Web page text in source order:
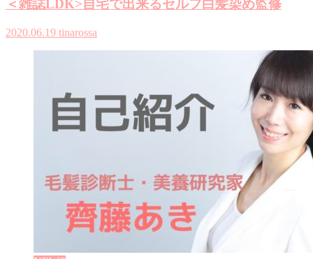
＜雑誌LDK>自宅で出来るセルフ白髪染め監修
2020.06.19 tinarossa